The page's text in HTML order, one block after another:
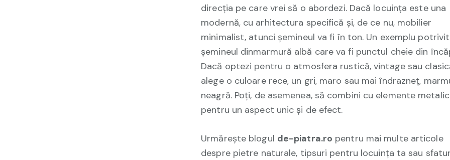
direcția pe care vrei să o abordezi. Dacă locuința este una
modernă, cu arhitectura specifică și, de ce nu, mobilier
minimalist, atunci șemineul va fi în ton. Un exemplu
șemineul dinmarmură albă care va fi punctul cheie din
Dacă optezi pentru o atmosfera rustică, vintage sau
alege o culoare rece, un gri, maro sau mai îndrazneț,
neagră. Poți, de asemenea, să combini cu elemente
pentru un aspect unic și de efect.
Urmărește blogul de-piatra.ro pentru mai multe articole
despre pietre naturale, tipsuri pentru locuința ta sau